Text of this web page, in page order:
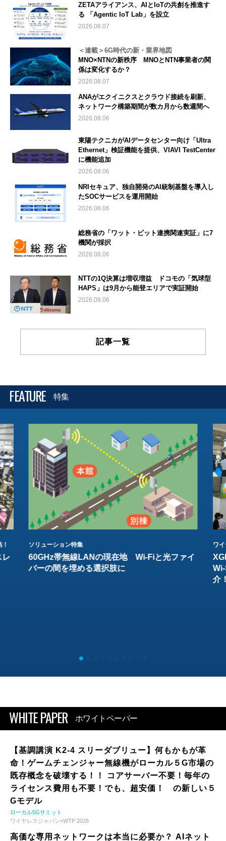
ZETAアライアンス、AIとIoTの共創を推進す
る 「Agentic IoT Lab」を設立
2026.08.07
＜連載＞6G時代の新・業界地図
MNO×NTNの新秩序 MNOとNTN事業者の関
係は変化するか？
2026.08.07
ANAがエクイニクスとクラウド接続を刷新、
ネットワーク構築期間が数カ月から数週間へ
2026.08.06
東陽テクニカがAIデータセンター向け「Ultra
Ethernet」検証機能を提供、VIAVI TestCenter
に機能追加
2026.08.06
NRIセキュア、独自開発のAI統制基盤を導入し
たSOCサービスを運用開始
2026.08.06
総務省の「ワット・ビット連携関連実証」に7
機関が採択
2026.08.06
NTTの1Q決算は増収増益 ドコモの「気球型
HAPS」は9月から能登エリアで実証開始
2026.08.06
記事一覧
FEATURE 特集
レ
ソリューション特集
60GHz帯無線LANの現在地 Wi-Fiと光ファイ
バーの間を埋める選択肢に
ワ
介
WHITE PAPER ホワイトペーパー
【基調講演 K2-4 スリーダブリュー】何もかもが革
命！ゲームチェンジャー無線機がローカル５G市場の
既存概念を破壊する！！ コアサーバー不要！毎年の
ライセンス費用も不要！でも、超安価！ の新しい５
Gモデル
ローカル5Gサミット
ワイヤレスジャパン×WTP 2026
高価な専用ネットワークは本当に必要か？ AIネット